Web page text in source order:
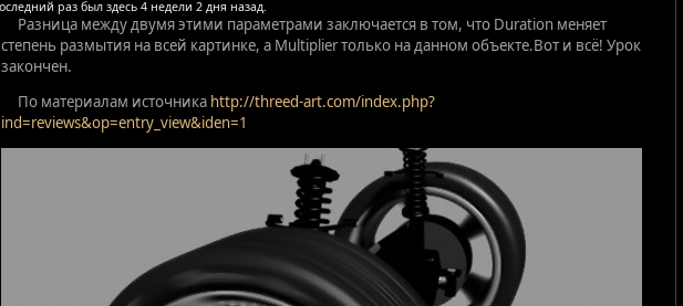
Разница между двумя этими параметрами заключается в том, что Duration меняет
степень размытия на всей картинке, а Multiplier только на данном объекте.Вот и всё! Урок
закончен.
По материалам источника http://threed-art.com/index.php?
ind=reviews&op=entry_view&iden=1